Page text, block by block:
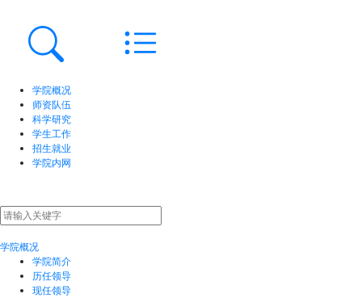
学院概况
师资队伍
科学研究
学生工作
招生就业
学院内网
学院概况
学院简介
历任领导
现任领导